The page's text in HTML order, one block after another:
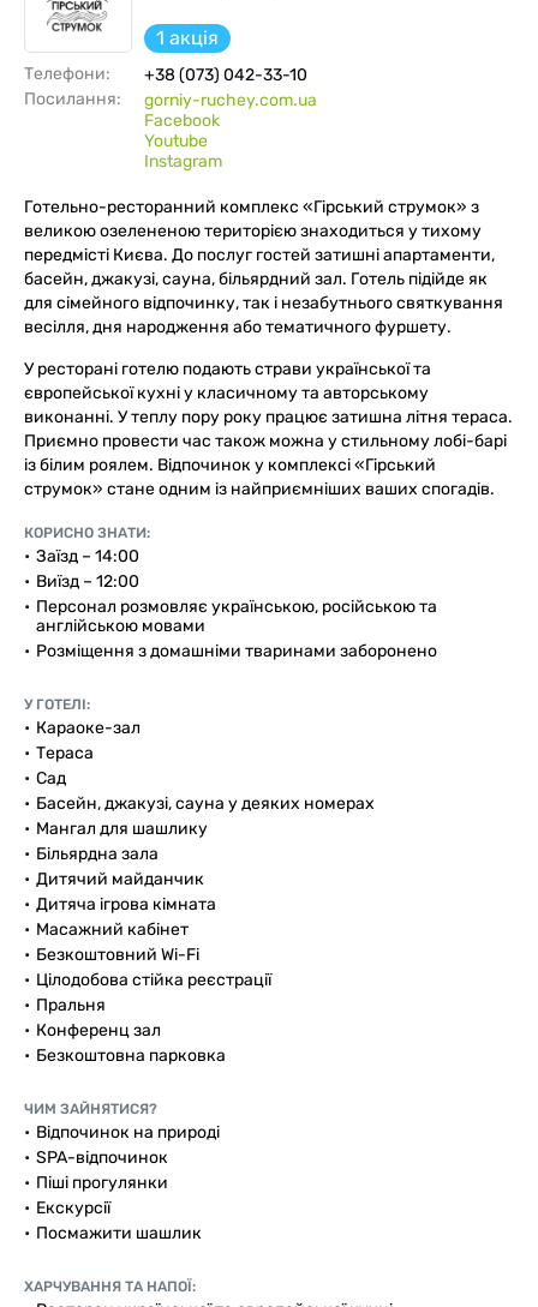
1 акція
Телефони:
+38 (073) 042-33-10
Посилання:
gorniy-ruchey.com.ua
Facebook
Youtube
Instagram
Готельно-ресторанний комплекс «Гірський струмок» з
великою озелененою територією знаходиться у тихому
передмісті Києва. До послуг гостей затишні апартаменти,
басейн, джакузі, сауна, більярдний зал. Готель підійде як
для сімейного відпочинку, так і незабутнього святкування
весілля, дня народження або тематичного фуршету.
У ресторані готелю подають страви української та
європейської кухні у класичному та авторському
виконанні. У теплу пору року працює затишна літня тераса.
Приємно провести час також можна у стильному лобі-барі
із білим роялем. Відпочинок у комплексі «Гірський
струмок» стане одним із найприємніших ваших спогадів.
КОРИСНО ЗНАТИ:
Заїзд – 14:00
Виїзд – 12:00
Персонал розмовляє українською, російською та
англійською мовами
Розміщення з домашніми тваринами заборонено
У ГОТЕЛІ:
Караоке-зал
Тераса
Сад
Басейн, джакузі, сауна у деяких номерах
Мангал для шашлику
Більярдна зала
Дитячий майданчик
Дитяча ігрова кімната
Масажний кабінет
Безкоштовний Wi-Fi
Цілодобова стійка реєстрації
Пральня
Конференц зал
Безкоштовна парковка
ЧИМ ЗАЙНЯТИСЯ?
Відпочинок на природі
SPA-відпочинок
Піші прогулянки
Екскурсії
Посмажити шашлик
ХАРЧУВАННЯ ТА НАПОЇ: